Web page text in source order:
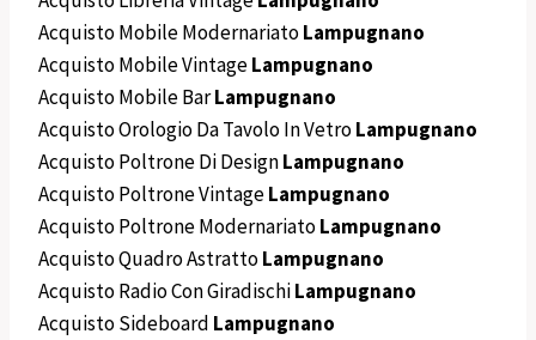
Acquisto Mobile ModernariatoLampugnano
Acquisto Mobile VintageLampugnano
Acquisto Mobile BarLampugnano
Acquisto Orologio Da Tavolo In VetroLampugnano
Acquisto Poltrone Di DesignLampugnano
Acquisto Poltrone VintageLampugnano
Acquisto Poltrone ModernariatoLampugnano
Acquisto Quadro AstrattoLampugnano
Acquisto Radio Con GiradischiLampugnano
Acquisto Sideboard Lampugnano